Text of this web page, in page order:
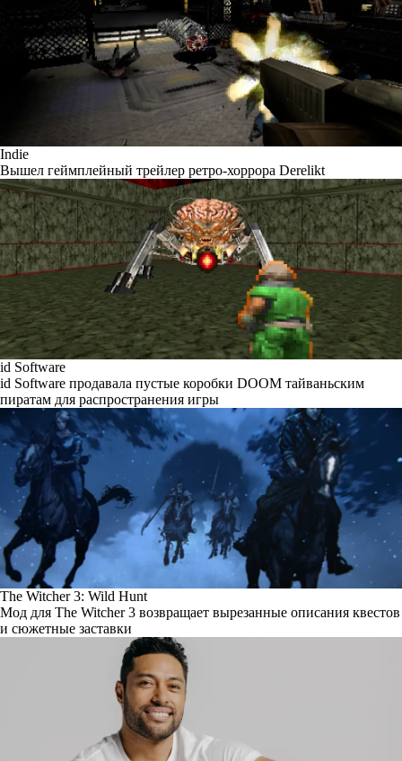
Indie
Вышел геймплейный трейлер ретро-хоррора Derelikt
id Software
id Software продавала пустые коробки DOOM тайваньским
пиратам для распространения игры
The Witcher 3: Wild Hunt
Мод для The Witcher 3 возвращает вырезанные описания квестов
и сюжетные заставки